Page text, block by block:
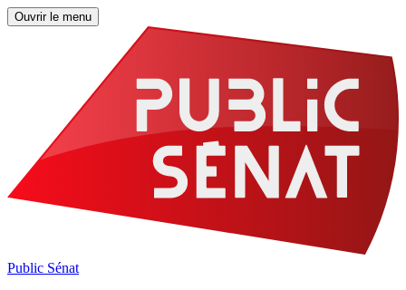
Ouvrir le menu
Public Sénat